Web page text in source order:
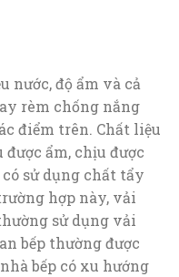
nước, độ ẩm và cả
rèm chống nắng
điểm trên. Chất liệu
ẩm, chịu được
sử dụng chất tẩy
hợp này, vải
sử dụng vải
bếp thường được
bếp có xu hướng